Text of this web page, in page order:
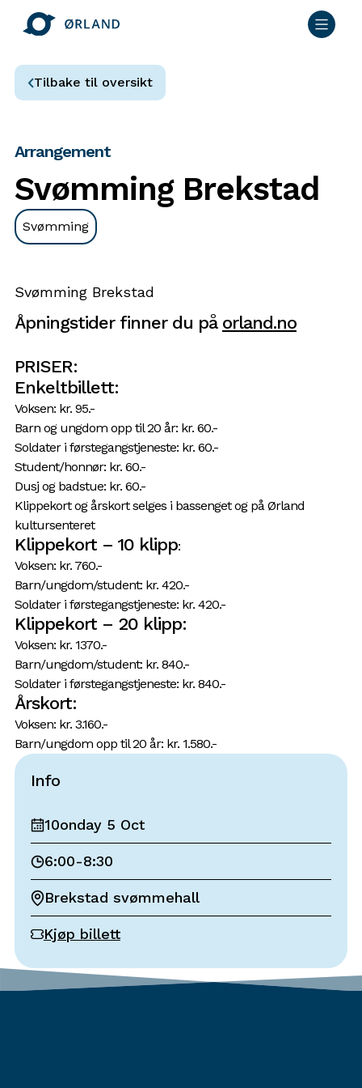
Tilbake til oversikt
Arrangement
Svømming Brekstad
Svømming
Svømming Brekstad
Åpningstider finner du på orland.no
PRISER:
Enkeltbillett:
Voksen: kr. 95.-
Barn og ungdom opp til 20 år: kr. 60.-
Soldater i førstegangstjeneste: kr. 60.-
Student/honnør: kr. 60.-
Dusj og badstue: kr. 60.-
Klippekort og årskort selges i bassenget og på Ørland
kultursenteret
Klippekort – 10 klipp:
Voksen: kr. 760.-
Barn/ungdom/student: kr. 420.-
Soldater i førstegangstjeneste: kr. 420.-
Klippekort – 20 klipp:
Voksen: kr. 1370.-
Barn/ungdom/student: kr. 840.-
Soldater i førstegangstjeneste: kr. 840.-
Årskort:
Voksen: kr. 3.160.-
Barn/ungdom opp til 20 år: kr. 1.580.-
Info
10onday 5 Oct
6:00-8:30
Brekstad svømmehall
Kjøp billett